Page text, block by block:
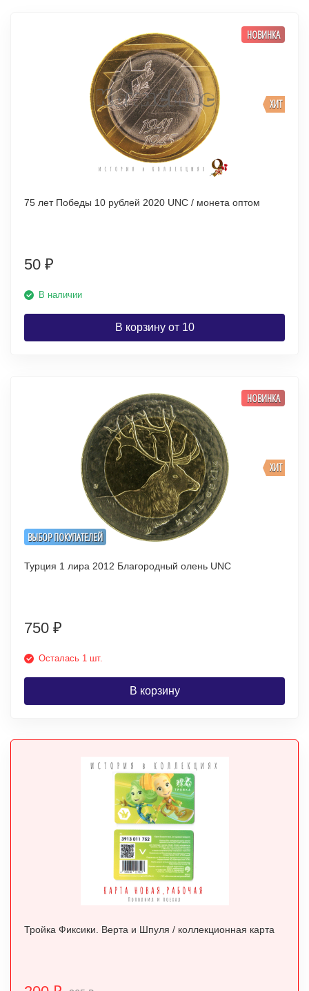
ХИТ
НОВИНКА
75 лет Победы 10 рублей 2020 UNC / монета оптом
50 ₽
В наличии
В корзину от 10
ВЫБОР ПОКУПАТЕЛЕЙ
ХИТ
НОВИНКА
Турция 1 лира 2012 Благородный олень UNC
750 ₽
Осталась 1 шт.
В корзину
Тройка Фиксики. Верта и Шпуля / коллекционная карта